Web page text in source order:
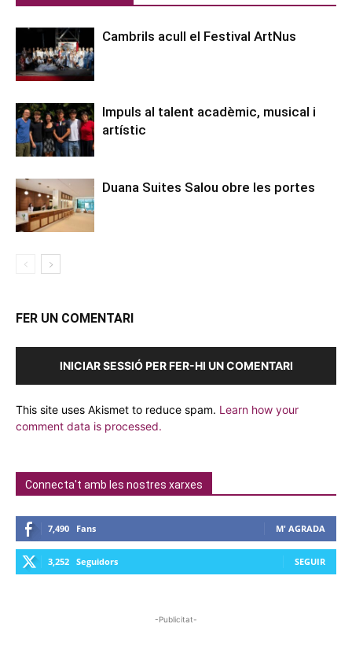
Cambrils acull el Festival ArtNus
Impuls al talent acadèmic, musical i
artístic
Duana Suites Salou obre les portes
FER UN COMENTARI
INICIAR SESSIÓ PER FER-HI UN COMENTARI
This site uses Akismet to reduce spam. Learn how your
comment data is processed.
Connecta't amb les nostres xarxes
7,490 Fans M' AGRADA
3,252 Seguidors SEGUIR
-Publicitat-